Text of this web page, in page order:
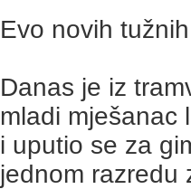
Evo novih
Danas je iz
mladi mješanac
i uputio se za
jednom razredu